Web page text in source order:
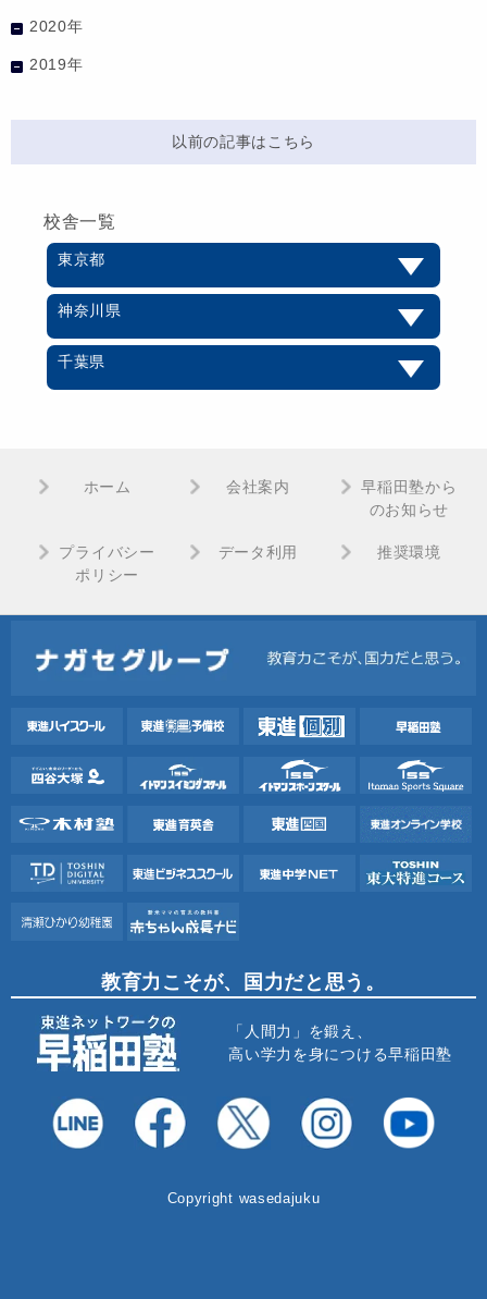
2020年
2019年
以前の記事はこちら
校舎一覧
東京都
神奈川県
千葉県
ホーム 会社案内
早稲田塾から
のお知らせ
プライバシー
ポリシー
データ利用 推奨環境
教育力こそが、国力だと思う。
「人間力」を鍛え、
高い学力を身につける早稲田塾
Copyright wasedajuku